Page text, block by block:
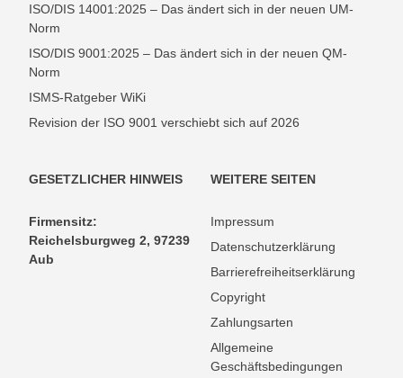
ISO/DIS 14001:2025 – Das ändert sich in der neuen UM-
Norm
ISO/DIS 9001:2025 – Das ändert sich in der neuen QM-
Norm
ISMS-Ratgeber WiKi
Revision der ISO 9001 verschiebt sich auf 2026
GESETZLICHER HINWEIS
Firmensitz:
Reichelsburgweg 2, 97239
Aub
WEITERE SEITEN
Impressum
Datenschutzerklärung
Barrierefreiheitserklärung
Copyright
Zahlungsarten
Allgemeine
Geschäftsbedingungen